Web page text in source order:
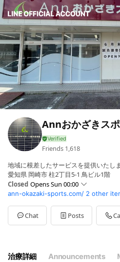
Annおかざきス
Friends 1,618
地域に根差したサービスを提供いたしま
愛知県 岡崎市 柱2丁目5-1 鳥ビル1階
Closed Opens Sun 00:00
Sun00:00 - 00:00
Mon09:00 - 12:00,16:00 - 20:00
Tue09:00 - 12:00,16:00 - 20:00
Wed09:00 - 12:00
Sat09:00 - 12:00
ann-okazaki-sports.com/ 2 other
Chat Posts
治療詳細 Announcements